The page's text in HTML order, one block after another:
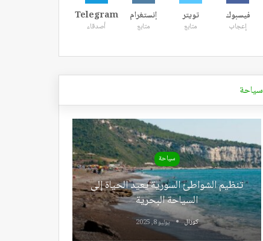
فيسبوك
إعجاب
تويتر
متابع
إنستغرام
متابع
Telegram
أصدقاء
سياحة
سياحة
تنظيم الشواطئ السورية يعيد الحياة إلى
السياحة البحرية
كوزال يوليو 8, 2025